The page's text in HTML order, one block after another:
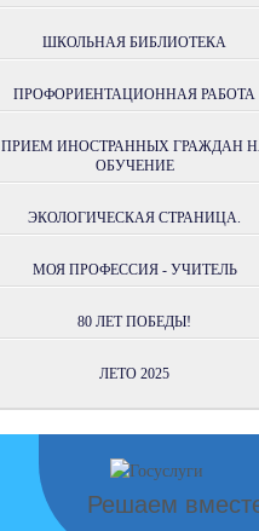
ШКОЛЬНАЯ БИБЛИОТЕКА
ПРОФОРИЕНТАЦИОННАЯ РАБОТА
ПРИЕМ ИНОСТРАННЫХ ГРАЖДАН
ОБУЧЕНИЕ
ЭКОЛОГИЧЕСКАЯ СТРАНИЦА.
МОЯ ПРОФЕССИЯ - УЧИТЕЛЬ
80 ЛЕТ ПОБЕДЫ!
ЛЕТО 2025
Решаем